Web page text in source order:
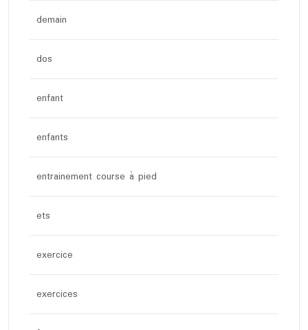
demain
dos
enfant
enfants
entrainement course à pied
ets
exercice
exercices